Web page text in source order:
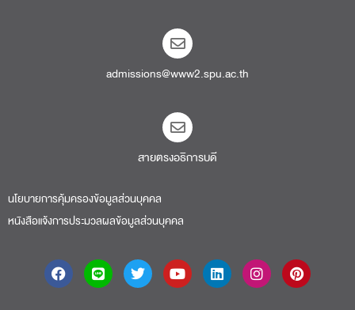
admissions@www2.spu.ac.th
สายตรงอธิการบดี​
นโยบายการคุ้มครองข้อมูลส่วนบุคคล
หนังสือแจ้งการประมวลผลข้อมูลส่วนบุคคล